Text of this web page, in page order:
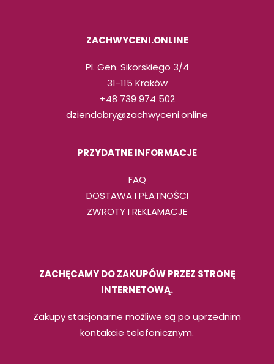
ZACHWYCENI.ONLINE
Pl. Gen. Sikorskiego 3/4
31-115 Kraków
+48 739 974 502
dziendobry@zachwyceni.online
PRZYDATNE INFORMACJE
FAQ
DOSTAWA I PŁATNOŚCI
ZWROTY I REKLAMACJE
ZACHĘCAMY DO ZAKUPÓW PRZEZ STRONĘ
INTERNETOWĄ.
Zakupy stacjonarne możliwe są po uprzednim
kontakcie telefonicznym.